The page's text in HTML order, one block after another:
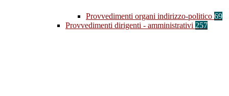
Provvedimenti organi indirizzo-politico 69
Provvedimenti dirigenti - amministrativi 257